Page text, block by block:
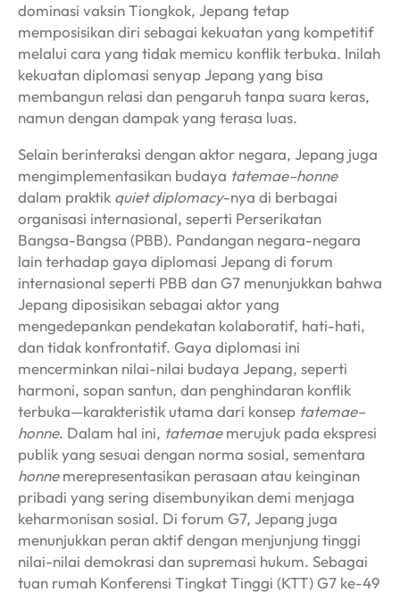
dominasi vaksin Tiongkok, Jepang tetap
memposisikan diri sebagai kekuatan yang kompetitif
melalui cara yang tidak memicu konflik terbuka. Inilah
kekuatan diplomasi senyap Jepang yang bisa
membangun relasi dan pengaruh tanpa suara keras,
namun dengan dampak yang terasa luas.
Selain berinteraksi dengan aktor negara, Jepang juga
mengimplementasikan budaya tatemae–honne
dalam praktik quiet diplomacy-nya di berbagai
organisasi internasional, seperti Perserikatan
Bangsa-Bangsa (PBB). Pandangan negara-negara
lain terhadap gaya diplomasi Jepang di forum
internasional seperti PBB dan G7 menunjukkan bahwa
Jepang diposisikan sebagai aktor yang
mengedepankan pendekatan kolaboratif, hati-hati,
dan tidak konfrontatif. Gaya diplomasi ini
mencerminkan nilai-nilai budaya Jepang, seperti
harmoni, sopan santun, dan penghindaran konflik
terbuka—karakteristik utama dari konsep tatemae–
honne. Dalam hal ini, tatemaemerujuk pada ekspresi
publik yang sesuai dengan norma sosial, sementara
honnemerepresentasikan perasaan atau keinginan
pribadi yang sering disembunyikan demi menjaga
keharmonisan sosial. Di forum G7, Jepang juga
menunjukkan peran aktif dengan menjunjung tinggi
nilai-nilai demokrasi dan supremasi hukum. Sebagai
tuan rumah Konferensi Tingkat Tinggi (KTT) G7 ke-49